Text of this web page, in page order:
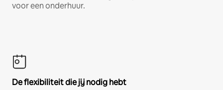
voor een onderhuur.
De flexibiliteit die jij nodig hebt